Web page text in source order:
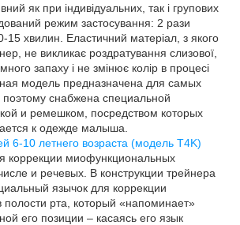
як при індивідуальних, так і групових
режим застосування: 2 рази
15 хвилин. Еластичний матеріал, з якого
не викликає роздратування слизової,
запаху і не змінює колір в процесі
модель предназначена для самых
снабжена специальной
и ремешком, посредством которых
к одежде малыша.
6-10 летнего возраста (модель T4K)
коррекции миофункциональных
и речевых. В конструкции трейнера
язычок для коррекции
полости рта, который «напоминает»
его позиции – касаясь его язык